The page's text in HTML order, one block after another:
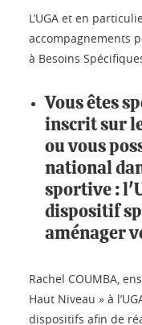
L’UGA et en
accompagnements
à Besoins
Vous êtes
inscrit sur
ou vous
national
sportive :
dispositif
aménager
Rachel COUMBA,
Haut Niveau » à
dispositifs afin de